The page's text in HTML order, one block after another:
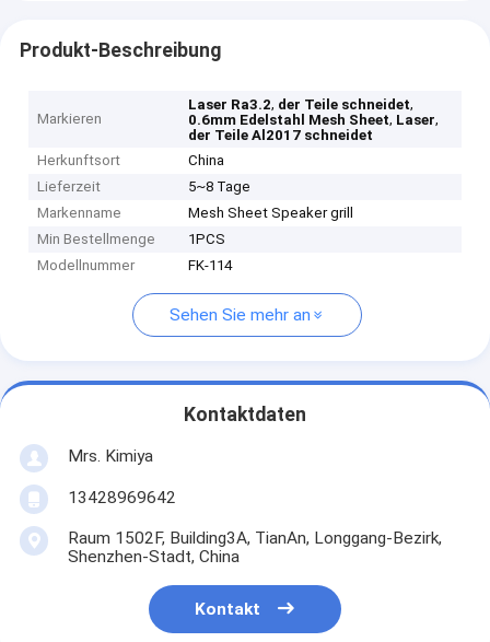
Produkt-Beschreibung
Markieren
Laser Ra3.2, der Teile schneidet,
0.6mm Edelstahl Mesh Sheet, Laser,
der Teile Al2017 schneidet
Herkunftsort
China
Lieferzeit
5~8 Tage
Markenname
Mesh Sheet Speaker grill
Min Bestellmenge
1PCS
Modellnummer
FK-114
Sehen Sie mehr an
Kontaktdaten
Mrs. Kimiya
13428969642
Raum 1502F, Building3A, TianAn, Longgang-Bezirk,
Shenzhen-Stadt, China
Kontakt